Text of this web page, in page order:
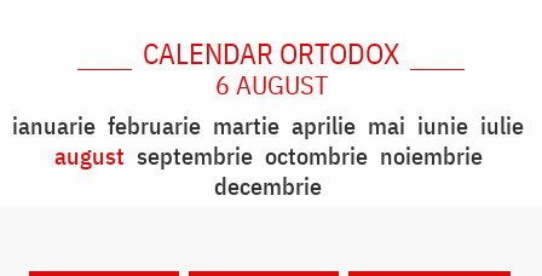
CALENDAR ORTODOX
6 AUGUST
ianuarie februarie martie aprilie mai iunie iulie
august septembrie octombrie noiembrie
decembrie